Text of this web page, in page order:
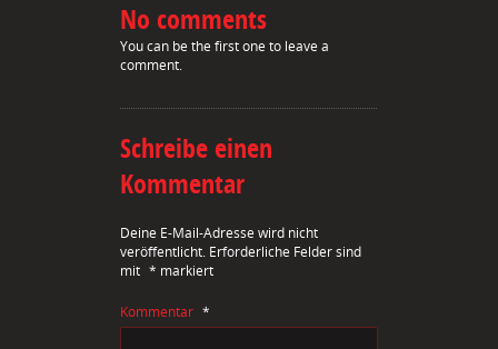
No comments
You can be the first one to leave a
comment.
Schreibe einen
Kommentar
Deine E-Mail-Adresse wird nicht
veröffentlicht. Erforderliche Felder sind
mit * markiert
Kommentar *